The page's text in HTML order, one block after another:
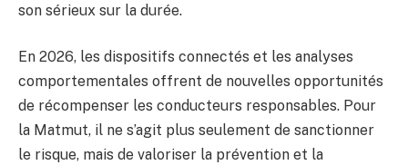
son sérieux sur la durée.
En 2026, les dispositifs connectés et les analyses
comportementales offrent de nouvelles opportunités
de récompenser les conducteurs responsables. Pour
la Matmut, il ne s’agit plus seulement de sanctionner
le risque, mais de valoriser la prévention et la